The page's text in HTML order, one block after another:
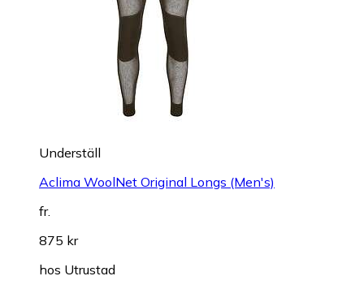
Underställ
Aclima WoolNet Original Longs (Men's)
fr.
875 kr
hos Utrustad